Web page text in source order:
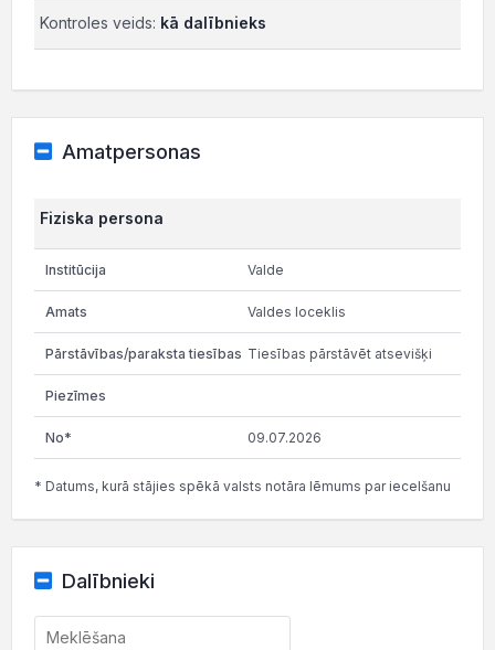
Kontroles veids: kā dalībnieks
Amatpersonas
Fiziska persona
Valde
Valdes loceklis
Tiesības pārstāvēt atsevišķi
09.07.2026
* Datums, kurā stājies spēkā valsts notāra lēmums par iecelšanu
Dalībnieki